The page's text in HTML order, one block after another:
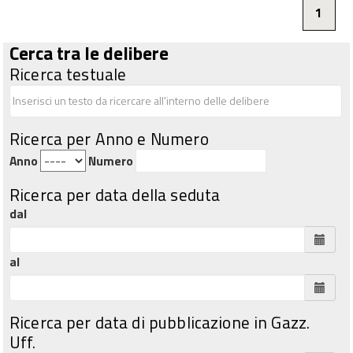
1
Cerca tra le delibere
Ricerca testuale
Ricerca per Anno e Numero
Anno Numero
Ricerca per data della seduta
dal
al
Ricerca per data di pubblicazione in Gazz.
Uff.